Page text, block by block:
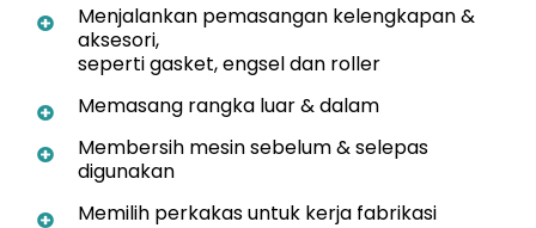
Menjalankan pemasangan kelengkapan &
aksesori,
seperti gasket, engsel dan roller
Memasang rangka luar & dalam
Membersih mesin sebelum & selepas
digunakan
Memilih perkakas untuk kerja fabrikasi